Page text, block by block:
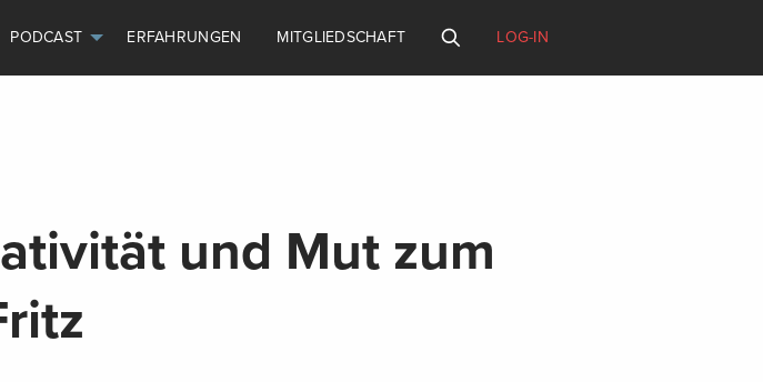
PODCAST ERFAHRUNGEN MITGLIEDSCHAFT LOG-IN
und Mut zum